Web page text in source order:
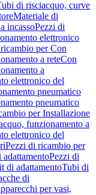
di risciacquo, curve
Materiale di
incassoPezzi di
elettronico
per Con
a reteCon
a
elettronico del
pneumatico
pneumatico
per Installazione
funzionamento a
elettronico del
Pezzi di ricambio per
Pezzi di
di adattamentoTubi di
di
per vasi,